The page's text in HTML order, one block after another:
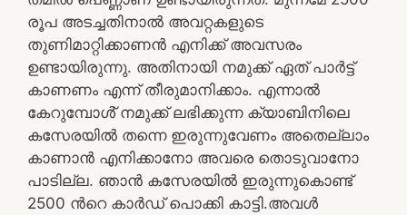
രൂപ അടച്ചതിനാൽ അവറ്റകളുടെ
തുണിമാറ്റിക്കാണൻ എനിക്ക് അവസരം
ഉണ്ടായിരുന്നു. അതിനായി നമുക്ക് ഏത് പാർട്ട്
കാണണം എന്ന് തീരുമാനിക്കാം. എന്നാൽ
കേറുമ്പോൾ് നമുക്ക് ലഭിക്കുന്ന ക്യാബിനിലെ
കസേരയിൽ തന്നെ ഇരുന്നുവേണം അതെല്ലാം
കാണാൻ എനിക്കാനോ അവരെ തൊടുവാനോ
പാടില്ല. ഞാൻ കസേരയിൽ ഇരുന്നുകൊണ്ട്
2500 ന്‍റെ കാർഡ് പൊക്കി കാട്ടി.അവൾ